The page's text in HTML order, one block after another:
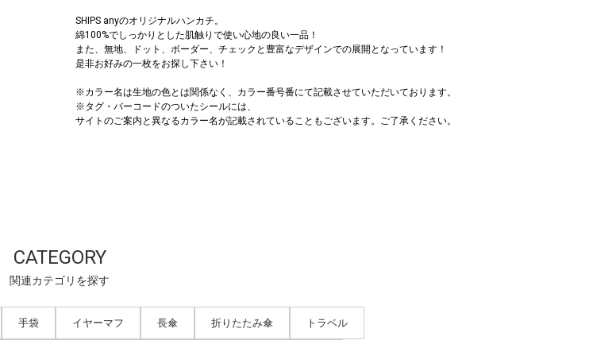
SHIPS anyのオリジナルハンカチ。
綿100%でしっかりとした肌触りで使い心地の良い一品！
また、無地、ドット、ボーダー、チェックと豊富なデザインでの展開となっています！
是非お好みの一枚をお探し下さい！
※カラー名は生地の色とは関係なく、カラー番号番にて記載させていただいております。
※タグ・バーコードのついたシールには、
サイトのご案内と異なるカラー名が記載されていることもございます。ご了承ください。
CATEGORY
関連カテゴリを探す
手袋 イヤーマフ 長傘 折りたたみ傘 トラベル